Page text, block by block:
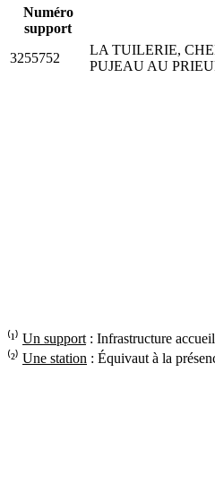
Numéro
support
3255752
LA TUILERIE,
PUJEAU AU
⁽¹⁾ Un support : Infrastructure
⁽²⁾ Une station : Équivaut à la